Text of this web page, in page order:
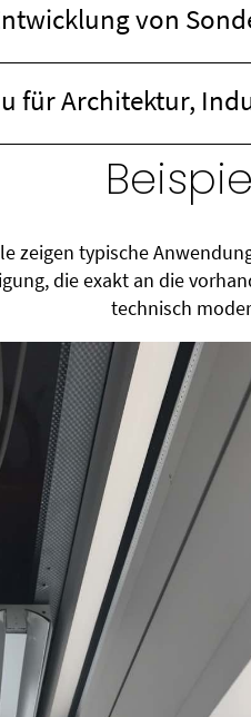
von
für Architektur,
zeigen typische
die exakt an die
technisch